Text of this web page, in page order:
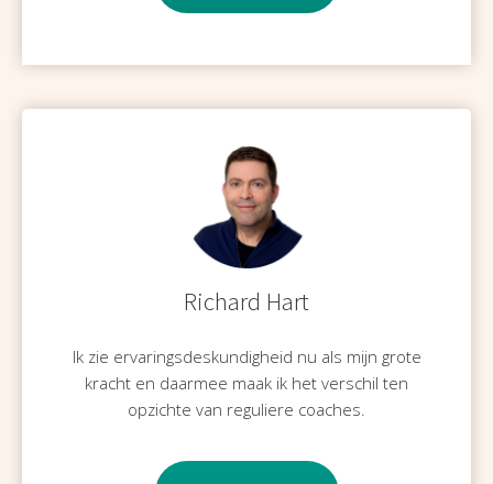
Richard Hart
Ik zie ervaringsdeskundigheid nu als mijn grote
kracht en daarmee maak ik het verschil ten
opzichte van reguliere coaches.